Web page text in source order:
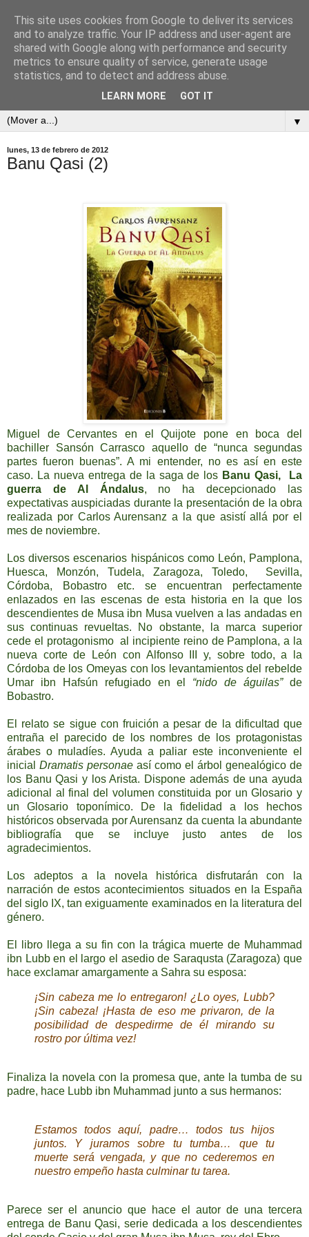
▼
lunes, 13 de febrero de 2012
Banu Qasi (2)
Miguel de Cervantes en el Quijote pone en boca del
bachiller Sansón Carrasco aquello de “nunca segundas
partes fueron buenas”. A mi entender, no es así en este
caso. La nueva entrega de la saga de los Banu Qasi, La
guerra de Al Ándalus, no ha decepcionado las
expectativas auspiciadas durante la presentación de la obra
realizada por Carlos Aurensanz a la que asistí allá por el
mes de noviembre.
Los diversos escenarios hispánicos como León, Pamplona,
Huesca, Monzón, Tudela, Zaragoza, Toledo, Sevilla,
Córdoba, Bobastro etc. se encuentran perfectamente
enlazados en las escenas de esta historia en la que los
descendientes de Musa ibn Musa vuelven a las andadas en
sus continuas revueltas. No obstante, la marca superior
cede el protagonismo al incipiente reino de Pamplona, a la
nueva corte de León con Alfonso III y, sobre todo, a
la
Córdoba de los Omeyas con los levantamientos del rebelde
Umar ibn Hafsún refugiado en el “nido de águilas”de
Bobastro.
El relato se sigue con fruición a pesar de la dificultad que
entraña el parecido de los nombres de los protagonistas
árabes o muladíes. Ayuda a paliar este inconveniente el
inicial Dramatis personae así como el árbol genealógico de
los Banu Qasi y los Arista. Dispone además de una ayuda
adicional al final del volumen constituida por un Glosario y
un Glosario toponímico. De la fidelidad a los hechos
históricos observada por Aurensanz da cuenta la abundante
bibliografía que se incluye justo antes de los
agradecimientos.
Los adeptos a la novela histórica disfrutarán con la
narración de estos acontecimientos situados en
la España
del siglo IX, tan exiguamente examinados en la literatura del
género.
El libro llega a su fin con la trágica muerte de Muhammad
ibn Lubb en el largo el asedio de Saraqusta (Zaragoza) que
hace exclamar amargamente a Sahra su esposa:
¡Sin cabeza me lo entregaron! ¿Lo oyes, Lubb?
¡Sin cabeza! ¡Hasta de eso me privaron, de la
posibilidad de despedirme de él mirando su
rostro por última vez!
Finaliza la novela con la promesa que, ante la tumba de su
padre, hace Lubb ibn Muhammad junto a sus hermanos:
Estamos todos aquí, padre… todos tus hijos
juntos. Y juramos sobre tu tumba… que tu
muerte será vengada, y que no cederemos en
nuestro empeño hasta culminar tu tarea.
Parece ser el anuncio que hace el autor de una tercera
entrega de Banu Qasi, serie dedicada a los descendientes
This site uses cookies from Google to deliver its services
and to analyze traffic. Your IP address and user-agent are
shared with Google along with performance and security
metrics to ensure quality of service, generate usage
statistics, and to detect and address abuse.
LEARN MORE GOT IT